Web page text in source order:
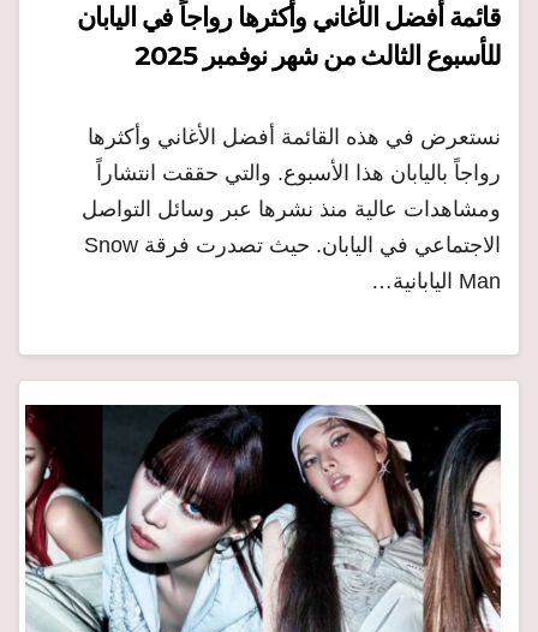
قائمة أفضل الأغاني وأكثرها رواجاً في اليابان
للأسبوع الثالث من شهر نوفمبر 2025
نستعرض في هذه القائمة أفضل الأغاني وأكثرها
رواجاً باليابان هذا الأسبوع. والتي حققت انتشاراً
ومشاهدات عالية منذ نشرها عبر وسائل التواصل
الاجتماعي في اليابان. حيث تصدرت فرقة Snow
Man اليابانية…